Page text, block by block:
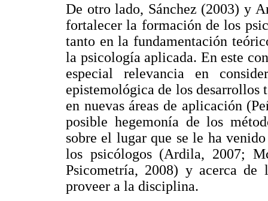
De otro lado, Sánchez (2003) y
fortalecer la formación de los
tanto en la fundamentación
la psicología aplicada. En este
especial relevancia en
epistemológica de los
en nuevas áreas de aplicación
posible hegemonía de los
sobre el lugar que se le ha
los psicólogos (Ardila, 2007;
Psicometría, 2008) y acerca de
proveer a la disciplina.